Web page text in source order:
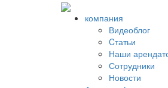
компания
Видеоблог
Cтатьи
Наши
Сотрудники
Новости